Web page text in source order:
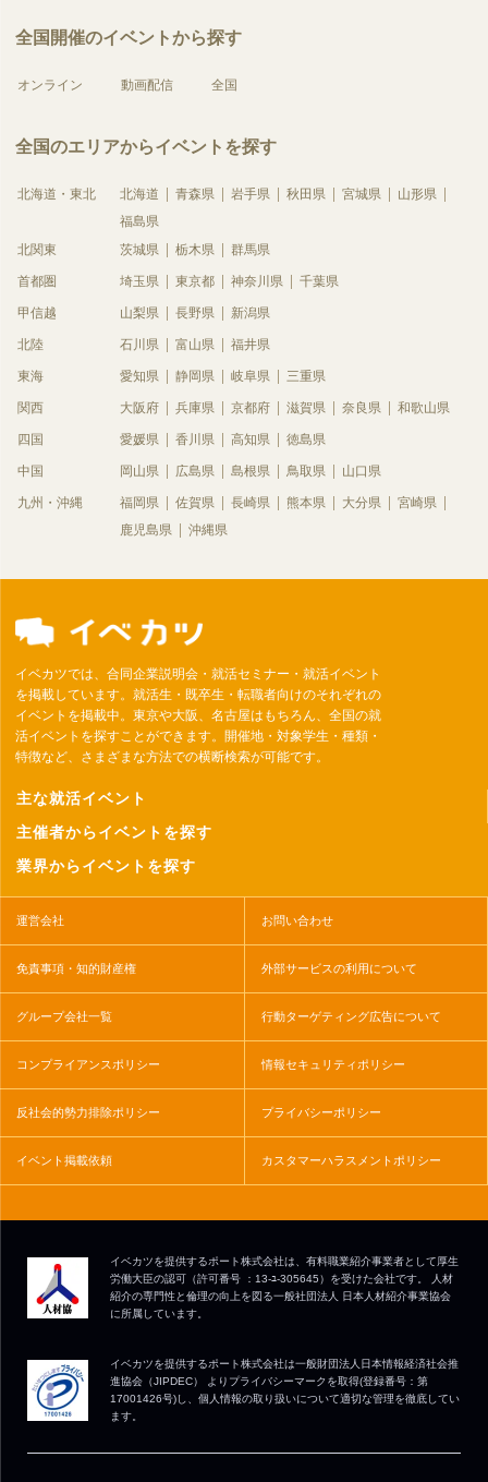
全国開催のイベントから探す
オンライン 動画配信 全国
全国のエリアからイベントを探す
北海道・東北 北海道 青森県 岩手県 秋田県 宮城県
山形県
福島県
北関東
茨城県 栃木県 群馬県
首都圏 埼玉県 東京都 神奈川県 千葉県
甲信越 山梨県 長野県 新潟県
北陸 石川県 富山県 福井県
東海 愛知県 静岡県 岐阜県 三重県
関西 大阪府 兵庫県 京都府 滋賀県 奈良県 和歌山県
四国 愛媛県 香川県 高知県 徳島県
中国 岡山県 広島県 島根県 鳥取県 山口県
九州・沖縄 福岡県 佐賀県 長崎県 熊本県 大分県
宮崎県
鹿児島県
沖縄県
イベカツでは、合同企業説明会・就活セミナー・就活イベント
を掲載しています。就活生・既卒生・転職者向けのそれぞれの
イベントを掲載中。東京や大阪、名古屋はもちろん、全国の就
活イベントを探すことができます。開催地・対象学生・種類・
特徴など、さまざまな方法での横断検索が可能です。
主な就活イベント
主催者からイベントを探す
業界からイベントを探す
運営会社 お問い合わせ
免責事項・知的財産権 外部サービスの利用について
グループ会社一覧 行動ターゲティング広告について
コンプライアンスポリシー 情報セキュリティポリシー
反社会的勢力排除ポリシー プライバシーポリシー
イベント掲載依頼 カスタマーハラスメントポリシー